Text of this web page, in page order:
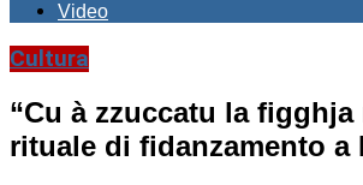
Video
Cultura
“Cu à zzuccatu la figghja
rituale di fidanzamento a